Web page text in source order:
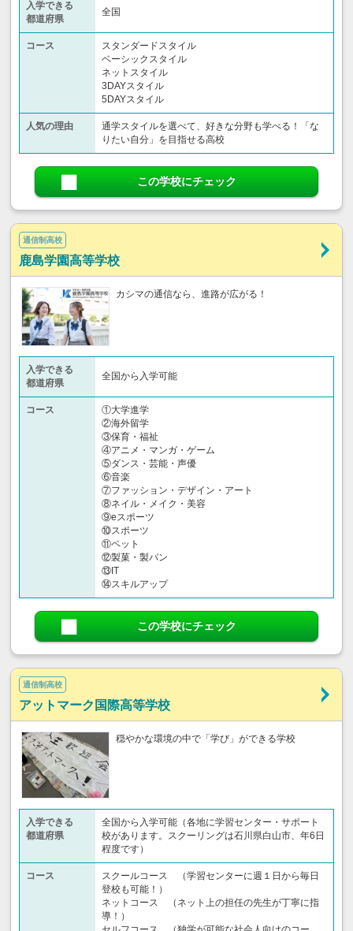
入学できる
都道府県
全国
コース
スタンダードスタイル
ベーシックスタイル
ネットスタイル
3DAYスタイル
5DAYスタイル
人気の理由
通学スタイルを選べて、好きな分野も学べる！「な
りたい自分」を目指せる高校
この学校にチェック
通信制高校
鹿島学園高等学校
カシマの通信なら、進路が広がる！
入学できる
都道府県
全国から入学可能
コース
①大学進学
②海外留学
③保育・福祉
④アニメ・マンガ・ゲーム
⑤ダンス・芸能・声優
⑥音楽
⑦ファッション・デザイン・アート
⑧ネイル・メイク・美容
⑨eスポーツ
⑩スポーツ
⑪ペット
⑫製菓・製パン
⑬IT
⑭スキルアップ
この学校にチェック
通信制高校
アットマーク国際高等学校
穏やかな環境の中で「学び」ができる学校
入学できる
都道府県
全国から入学可能（各地に学習センター・サポート
校があります。スクーリングは石川県白山市、年6日
程度です）
コース
スクールコース （学習センターに週１日から毎日
登校も可能！）
ネットコース （ネット上の担任の先生が丁寧に指
導！）